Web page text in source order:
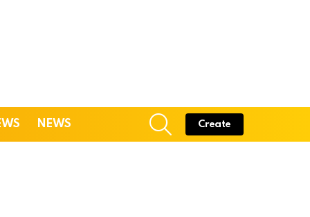
NEWS
SEARCH
Create